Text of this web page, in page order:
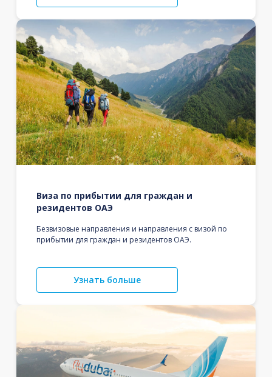
Виза по прибытии для граждан и
резидентов ОАЭ
Безвизовые направления и направления с визой по
прибытии для граждан и резидентов ОАЭ.
Узнать больше